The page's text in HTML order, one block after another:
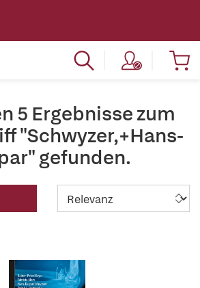
5 Ergebnisse zum
"Schwyzer,+Hans-
gefunden.